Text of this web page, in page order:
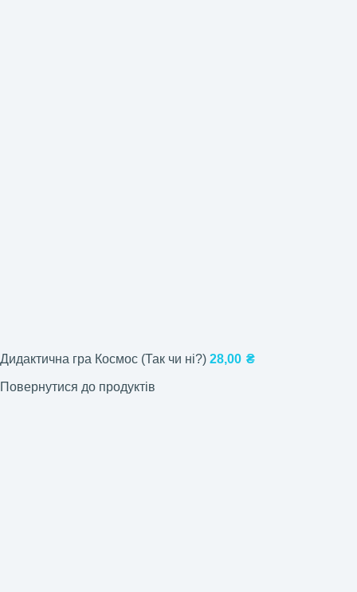
Дидактична гра Космос (Так чи ні?) 28,00 ₴
Повернутися до продуктів